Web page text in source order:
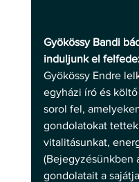
Gyökössy Bandi
induljunk el
Gyökössy Endre
egyházi író és
sorol fel,
gondolatokat
vitalitásunkat,
(Bejegyzésünkben
gondolatait a